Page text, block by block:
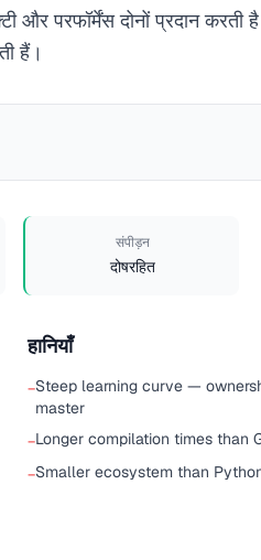
और परफॉर्मेंस दोनों प्रदान
हैं।
संपीड़न
दोषरहित
हानियाँ
−Steep learning curve —
master
−Longer compilation times than
−Smaller ecosystem than